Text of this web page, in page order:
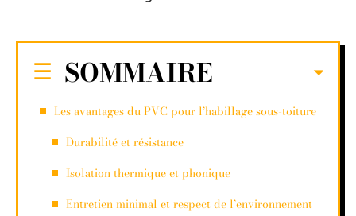
SOMMAIRE
Les avantages du PVC pour l’habillage sous-toiture
Durabilité et résistance
Isolation thermique et phonique
Entretien minimal et respect de l’environnement